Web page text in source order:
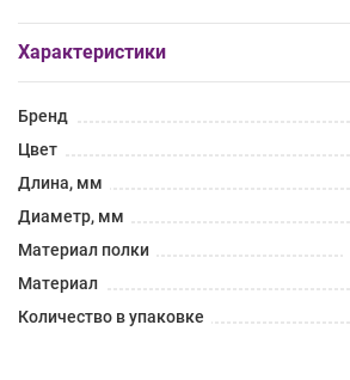
Характеристики
Бренд
Цвет
Длина, мм
Диаметр, мм
Материал полки
Материал
Количество в упаковке